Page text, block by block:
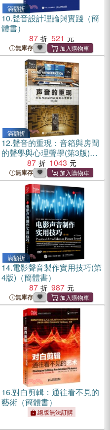
滿額折
10.聲音設計理論與實踐（簡
體書）
87
521
無庫存
滿額折
12.聲音的重現：音箱與房間
的聲學與心理聲學(第3版)
（簡體書）
87 1043
無庫存
滿額折
14.電影聲音製作實用技巧(第
4版)（簡體書）
87
987
無庫存
16.對白剪輯：通往看不見的
藝術（簡體書）
絕版無法訂購